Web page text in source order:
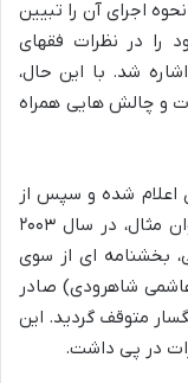
اجرای آن را تبیین
را در نظرات فقهای
شد. با این حال،
و چالش هایی همراه
اعلام شده و سپس از
سرگیری های گزارش شده اشاره کرد. به عنوان مثال، در سال ۲۰۰۳
بخشنامه ای از سوی
شاهرودی) صادر
متوقف گردید. این
در پی داشت.